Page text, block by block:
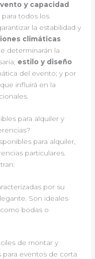
y capacidad
todos los
la estabilidad y
climáticas
determinarán la
estilo y diseño
del evento; y por
, que influirá en la
para alquiler y
para alquiler,
particulares.
por su
Son ideales
bodas o
de montar y
para eventos de corta